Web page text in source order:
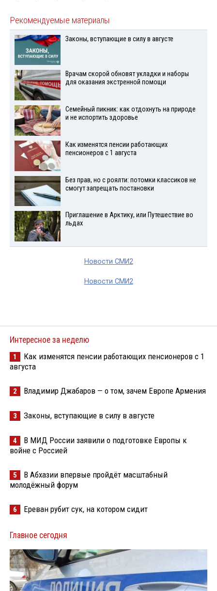
Рекомендуемые материалы
Законы, вступающие в силу в августе
Врачам скорой обновят укладки и наборы
для оказания экстренной помощи
Семейный пикник: как отдохнуть на природе
и не испортить здоровье
Как изменятся пенсии работающих
пенсионеров с 1 августа
Без прав, но с роялти: потомки классиков не
смогут запрещать постановки
Приглашение в Арктику, или Путешествие во
льдах
Новости СМИ2
Новости СМИ2
Интересное за неделю
1
Как изменятся пенсии работающих пенсионеров с 1
августа
2 Владимир Джабаров — о том, зачем Европе Армения
3 Законы, вступающие в силу в августе
4
В МИД России заявили о подготовке Европы к
войне с Россией
5
В Абхазии впервые пройдёт масштабный
молодёжный форум
6 Ереван рубит сук, на котором сидит
Главное сегодня